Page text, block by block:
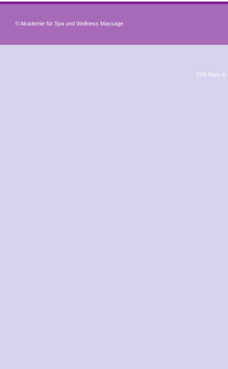
© Akademie für Spa und Wellness Massage
JSN Nuru